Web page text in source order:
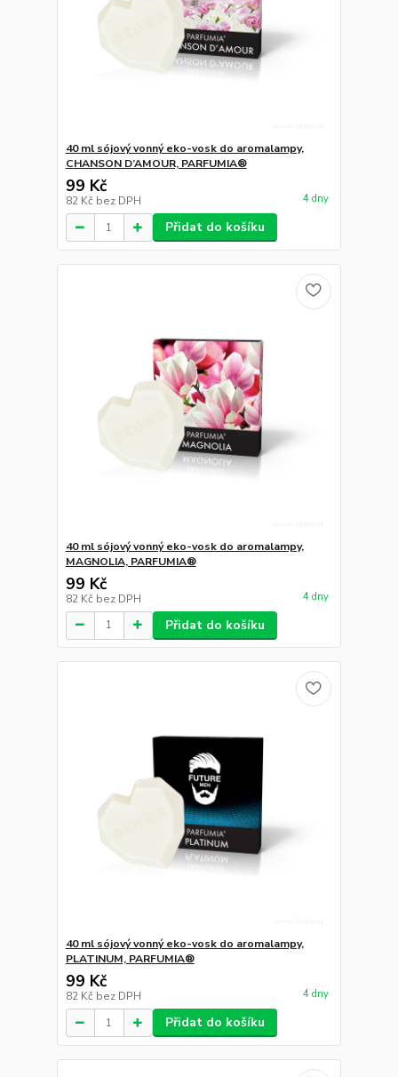
40 ml sójový vonný eko-vosk do aromalampy,
CHANSON D’AMOUR, PARFUMIA®
99 Kč
82 Kč bez DPH 4 dny
Přidat do košíku
40 ml sójový vonný eko-vosk do aromalampy,
MAGNOLIA, PARFUMIA®
99 Kč
82 Kč bez DPH 4 dny
Přidat do košíku
40 ml sójový vonný eko-vosk do aromalampy,
PLATINUM, PARFUMIA®
99 Kč
82 Kč bez DPH 4 dny
Přidat do košíku